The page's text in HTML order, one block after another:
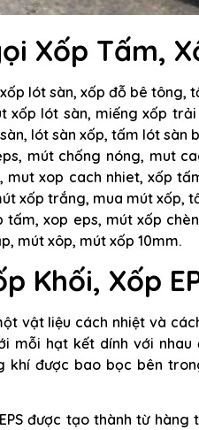
Xốp Tấm,
lót sàn, xốp đỗ bê tông,
lót sàn, miếng xốp
lót sàn xốp, tấm lót sàn
mút chống nóng, mut
xop cach nhiet, xốp
xốp trắng, mua mút xốp,
xop eps, mút xốp
mút xôp, mút xốp 10mm.
Khối, Xốp
vật liệu cách nhiệt và
mỗi hạt kết dính với
khí được bao bọc bên
được tạo thành từ